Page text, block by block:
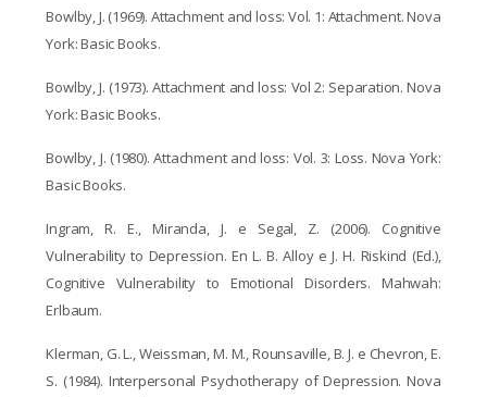
Bowlby, J. (1969). Attachment and loss: Vol. 1: Attachment. Nova
York: Basic Books.
Bowlby, J. (1973). Attachment and loss: Vol 2: Separation. Nova
York: Basic Books.
Bowlby, J. (1980). Attachment and loss: Vol. 3: Loss. Nova York:
Basic Books.
Ingram, R. E., Miranda, J. e Segal, Z. (2006). Cognitive
Vulnerability to Depression. En L. B.Alloy e J. H. Riskind (Ed.),
Cognitive Vulnerability to Emotional Disorders. Mahwah:
Erlbaum.
Klerman, G. L., Weissman, M. M., Rounsaville, B. J. e Chevron, E.
S. (1984). InterpersonalPsychotherapy of Depression. Nova